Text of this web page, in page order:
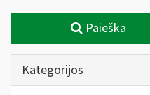
Paieška
Kategorijos